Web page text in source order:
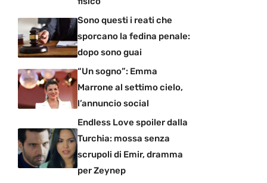
Sono questi i reati che
sporcano la fedina penale:
dopo sono guai
“Un sogno”: Emma
Marrone al settimo cielo,
l’annuncio social
Endless Love spoiler dalla
Turchia: mossa senza
scrupoli di Emir, dramma
per Zeynep